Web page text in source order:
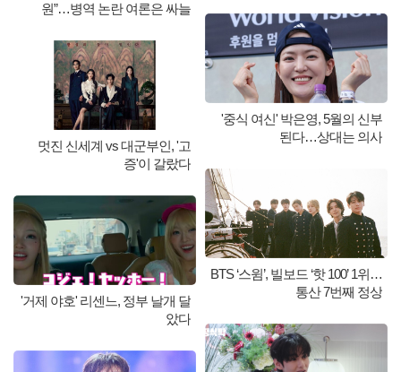
원”…병역 논란 여론은 싸늘
멋진 신세계 vs 대군부인, '고
증'이 갈랐다
'거제 야호' 리센느, 정부 날개 달
았다
'중식 여신' 박은영, 5월의 신부
된다…상대는 의사
BTS ‘스윔’, 빌보드 ‘핫 100’ 1위…
통산 7번째 정상